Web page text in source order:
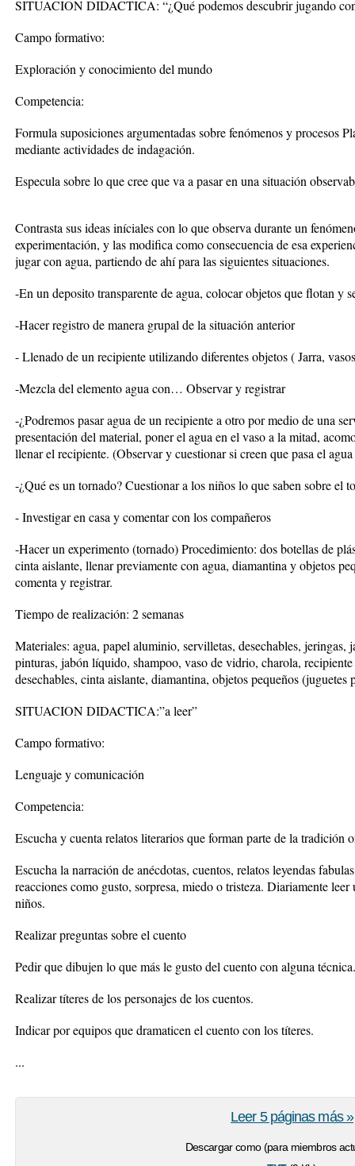
SITUACION DIDACTICA: “¿Qué podemos descubrir jugando
Campo formativo:
Exploración y conocimiento del mundo
Competencia:
Formula suposiciones argumentadas sobre fenómenos y procesos
mediante actividades de indagación.
Especula sobre lo que cree que va a pasar en una situación
Contrasta sus ideas iníciales con lo que observa durante un
experimentación, y las modifica como consecuencia de esa
jugar con agua, partiendo de ahí para las siguientes situaciones.
-En un deposito transparente de agua, colocar objetos que flotan y
-Hacer registro de manera grupal de la situación anterior
- Llenado de un recipiente utilizando diferentes objetos ( Jarra,
-Mezcla del elemento agua con… Observar y registrar
-¿Podremos pasar agua de un recipiente a otro por medio de una
presentación del material, poner el agua en el vaso a la mitad,
llenar el recipiente. (Observar y cuestionar si creen que pasa el
-¿Qué es un tornado? Cuestionar a los niños lo que saben sobre el
- Investigar en casa y comentar con los compañeros
-Hacer un experimento (tornado) Procedimiento: dos botellas de
cinta aislante, llenar previamente con agua, diamantina y objetos
comenta y registrar.
Tiempo de realización: 2 semanas
Materiales: agua, papel aluminio, servilletas, desechables, jeringas,
pinturas, jabón líquido, shampoo, vaso de vidrio, charola,
desechables, cinta aislante, diamantina, objetos pequeños (juguetes
SITUACION DIDACTICA:”a leer”
Campo formativo:
Lenguaje y comunicación
Competencia:
Escucha y cuenta relatos literarios que forman parte de la tradición
Escucha la narración de anécdotas, cuentos, relatos leyendas
reacciones como gusto, sorpresa, miedo o tristeza. Diariamente
niños.
Realizar preguntas sobre el cuento
Pedir que dibujen lo que más le gusto del cuento con alguna técnica.
Realizar títeres de los personajes de los cuentos.
Indicar por equipos que dramaticen el cuento con los títeres.
...
Descargar como (para miembros
Leer 5 páginas más »